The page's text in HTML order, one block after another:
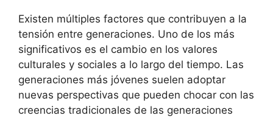
Existen múltiples factores que contribuyen a la
tensión entre generaciones. Uno de los más
significativos es el cambio en los valores
culturales y sociales a lo largo del tiempo. Las
generaciones más jóvenes suelen adoptar
nuevas perspectivas que pueden chocar con las
creencias tradicionales de las generaciones